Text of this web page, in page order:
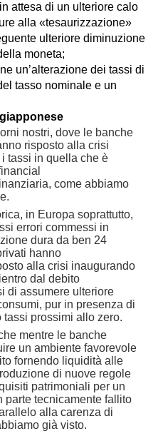
attesa di un ulteriore calo
alla «tesaurizzazione»
ulteriore diminuzione
moneta;
un’alterazione dei tassi di
tasso nominale e un
nostri, dove le banche
risposto alla crisi
tassi in quella che è
come abbiamo
in Europa soprattutto,
errori commessi in
dura da ben 24
hanno
alla crisi inaugurando
dal debito
di assumere ulteriore
pur in presenza di
prossimi allo zero.
mentre le banche
un ambiente favorevole
fornendo liquidità alle
di nuove regole
patrimoniali per un
parte tecnicamente fallito
alla carenza di
già visto.